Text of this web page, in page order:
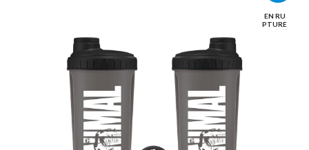
EN RU
PTURE